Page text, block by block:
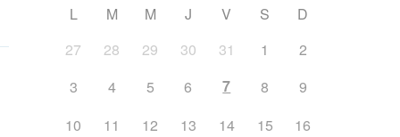
L M M J V S
D
27
28 29 30 31 1
2
3
4 5 6 7 8
9
10
11 12 13 14 15
16